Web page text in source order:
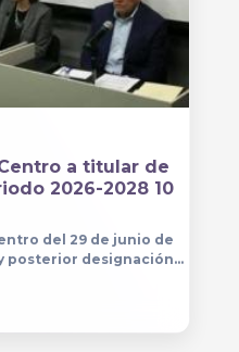
a titular de
2026-2028 10
del 29 de junio de
posterior designación
Arte, Arquitectura